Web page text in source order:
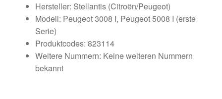
Hersteller: Stellantis (Citroën/Peugeot)
Modell: Peugeot 3008 I, Peugeot 5008 I (erste
Serie)
Produktcodes: 823114
Weitere Nummern: Keine weiteren Nummern
bekannt